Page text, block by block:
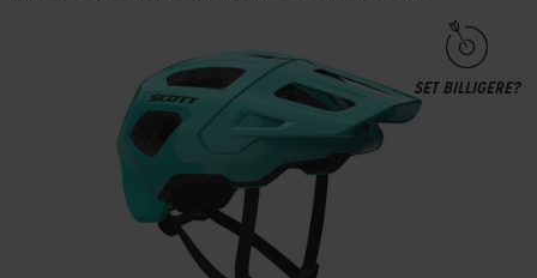
SET BILLIGERE?